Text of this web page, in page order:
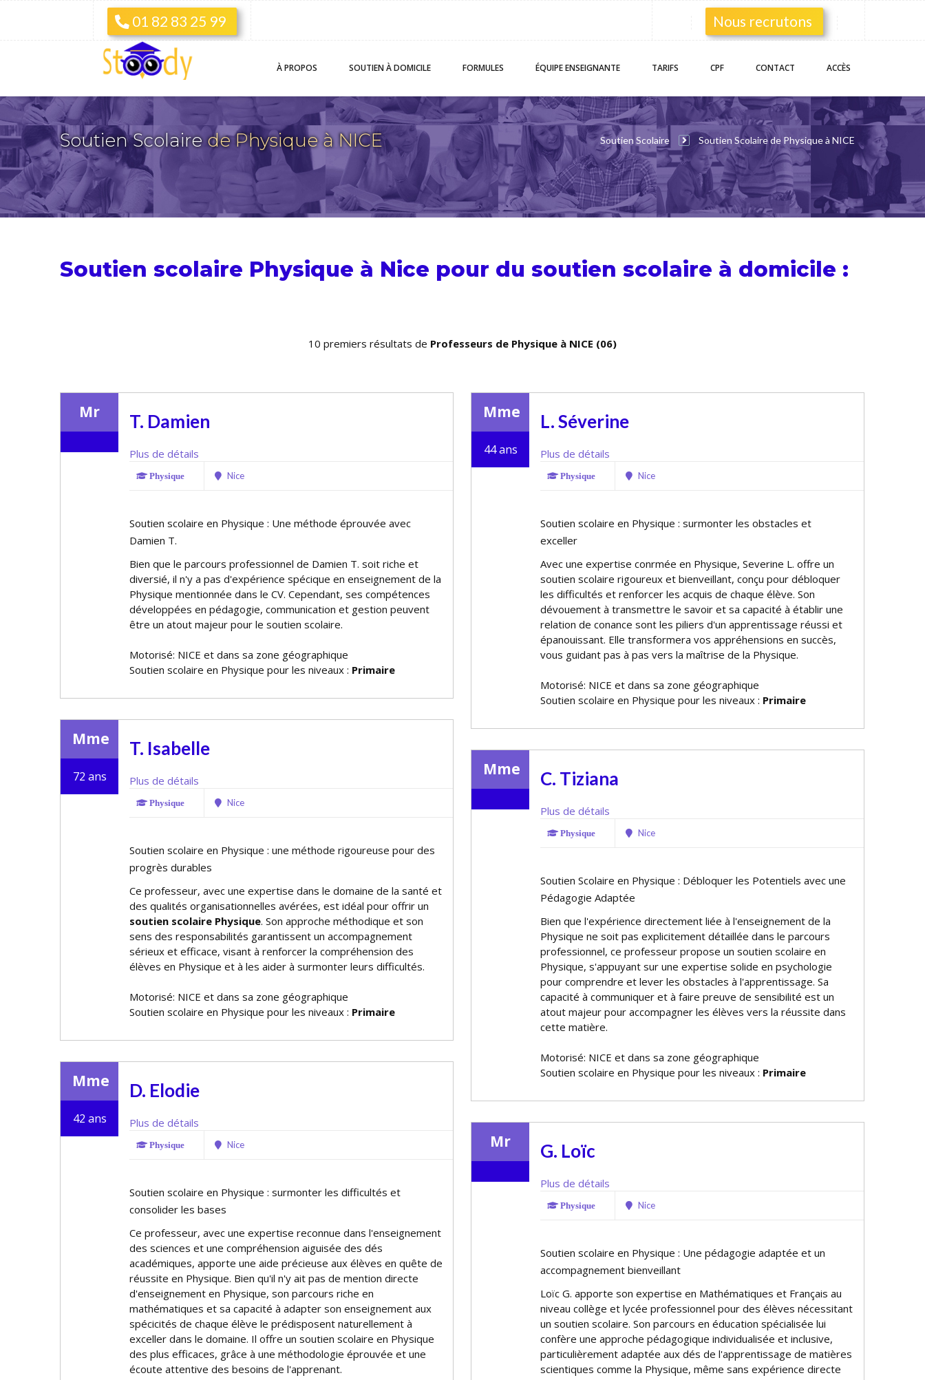
01 82 83 25 99 Nous recrutons
À PROPOS SOUTIENÀ DOMICILE FORMULES ÉQUIPEENSEIGNANTE TARIFS CPF CONTACT ACCÈS
Soutien Scolairede Physique à NICE Soutien Scolaire Soutien Scolaire de Physique à NICE
Soutien scolaire Physique à Nice pour du soutien scolaire à domicile :
10 premiers résultats de Professeurs de Physique à NICE (06)
Mr T. Damien
Plus de détails
Physique Nice
Soutien scolaire en Physique : Une méthode éprouvée avec
Damien T.
Bien que le parcours professionnel de Damien T. soit riche et
diversifié, il n'y a pas d'expérience spécifique en enseignement de la
Physique mentionnée dans le CV. Cependant, ses compétences
développées en pédagogie, communication et gestion peuvent
être un atout majeur pour le soutien scolaire.
Motorisé: NICE et dans sa zone géographique
Soutien scolaire en Physique pour les niveaux : Primaire
Mme
44 ans
L. Séverine
Plus de détails
Physique Nice
Soutien scolaire en Physique : surmonter les obstacles et
exceller
Avec une expertise confirmée en Physique, Severine L. offre un
soutien scolaire rigoureux et bienveillant, conçu pour débloquer
les difficultés et renforcer les acquis de chaque élève. Son
dévouement à transmettre le savoir et sa capacité à établir une
relation de confiance sont les piliers d'un apprentissage réussi et
épanouissant. Elle transformera vos appréhensions en succès,
vous guidant pas à pas vers la maîtrise de la Physique.
Motorisé: NICE et dans sa zone géographique
Soutien scolaire en Physique pour les niveaux : Primaire
Mme
72 ans
T. Isabelle
Plus de détails
Physique Nice
Soutien scolaire en Physique : une méthode rigoureuse pour des
progrès durables
Ce professeur, avec une expertise dans le domaine de la santé et
des qualités organisationnelles avérées, est idéal pour offrir un
soutien scolaire Physique. Son approche méthodique et son
sens des responsabilités garantissent un accompagnement
sérieux et efficace, visant à renforcer la compréhension des
élèves en Physique et à les aider à surmonter leurs difficultés.
Motorisé: NICE et dans sa zone géographique
Soutien scolaire en Physique pour les niveaux : Primaire
Mme C. Tiziana
Plus de détails
Physique Nice
Soutien Scolaire en Physique : Débloquer les Potentiels avec une
Pédagogie Adaptée
Bien que l'expérience directement liée à l'enseignement de la
Physique ne soit pas explicitement détaillée dans le parcours
professionnel, ce professeur propose un soutien scolaire en
Physique, s'appuyant sur une expertise solide en psychologie
pour comprendre et lever les obstacles à l'apprentissage. Sa
capacité à communiquer et à faire preuve de sensibilité est un
atout majeur pour accompagner les élèves vers la réussite dans
cette matière.
Motorisé: NICE et dans sa zone géographique
Soutien scolaire en Physique pour les niveaux : Primaire
Mme
42 ans
D. Elodie
Plus de détails
Physique Nice
Soutien scolaire en Physique : surmonter les difficultés et
consolider les bases
Ce professeur, avec une expertise reconnue dans l'enseignement
des sciences et une compréhension aiguisée des défis
académiques, apporte une aide précieuse aux élèves en quête de
réussite en Physique. Bien qu'il n'y ait pas de mention directe
d'enseignement en Physique, son parcours riche en
mathématiques et sa capacité à adapter son enseignement aux
spécificités de chaque élève le prédisposent naturellement à
exceller dans le domaine. Il offre un soutien scolaire en Physique
des plus efficaces, grâce à une méthodologie éprouvée et une
écoute attentive des besoins de l'apprenant.
Mr G. Loïc
Plus de détails
Physique Nice
Soutien scolaire en Physique : Une pédagogie adaptée et un
accompagnement bienveillant
Loïc G. apporte son expertise en Mathématiques et Français au
niveau collège et lycée professionnel pour des élèves nécessitant
un soutien scolaire. Son parcours en éducation spécialisée lui
confère une approche pédagogique individualisée et inclusive,
particulièrement adaptée aux défis de l'apprentissage de matières
scientifiques comme la Physique, même sans expérience directe